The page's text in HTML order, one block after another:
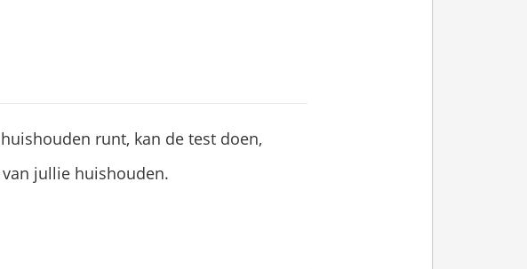
runt, kan de test doen,
jullie huishouden.